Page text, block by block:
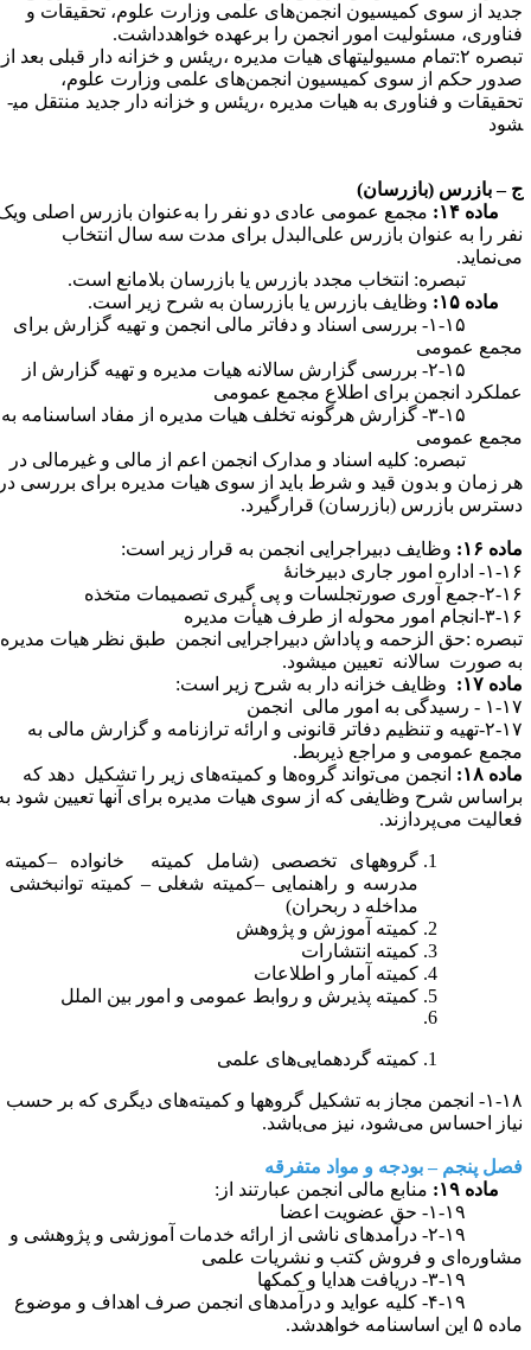
از سوی کمیسیون انجمن‌های علمی وزارت علوم، تحقیقات و
مسئولیت امور انجمن را برعهده خواهدداشت.
تبصره ۲:تمام مسیولیتهای هیات مدیره ،ریئس و خزانه دار قبلی بعد از
حکم از سوی کمیسیون انجمن‌های علمی وزارت علوم،
و فناوری به هیات مدیره ،ریئس و خزانه دار جدید منتقل می­
– بازرس (بازرسان)
ماده ۱۴:
مجمع عمومی عادی دو نفر را به‌عنوان بازرس اصلی ویک
را به عنوان بازرس علی‌البدل برای مدت سه سال انتخاب
انتخاب مجدد بازرس یا بازرسان بلامانع است.
۱۵:
وظایف بازرس یا بازرسان به شرح زیر است.
۱-۱۵- بررسی اسناد و دفاتر مالی انجمن و تهیه گزارش برای
عمومی
۲-۱۵- بررسی گزارش سالانه هیات مدیره و تهیه گزارش از
انجمن برای اطلاع مجمع عمومی
۳-۱۵- گزارش هرگونه تخلف هیات مدیره از مفاد اساسنامه به
عمومی
کلیه اسناد و مدارک انجمن اعم از مالی و غیرمالی در
زمان و بدون قید و شرط باید از سوی هیات مدیره برای بررسی در
بازرس (بازرسان) قرارگیرد.
۱۶: وظایف دبیراجرایی انجمن به قرار زیر است:
اداره امور جاری
دبیرخانۀ
جمع
آوری صورتجلسات و پی گیری تصمیمات متخذه
انجام
امور محوله از طرف هیأت مدیره
:حق الزحمه و پاداش دبیراجرایی انجمن طبق نظر هیات مدیره
صورت سالانه تعیین می­شود.
۱۷:
وظایف خزانه دار به شرح زیر است:
- رسیدگی
به امور مالی انجمن
و تنظیم دفاتر قانونی
و ارائه ترازنامه و گزارش مالی به
عمومی و مراجع ذیربط.
۱۸:
انجمن می‌تواند گروه‌ها و کمیته‌های زیر را تشکیل دهد که
شرح وظایفی که از سوی هیات مدیره برای آنها تعیین شود به
می‌پردازند.
گروههای تخصصی (شامل کمیته خانواده –کمیته
مدرسه و راهنمایی –کمیته شغلی – کمیته توانبخشی و
مداخله د ربحران)
کمیته آموزش و پژوهش
کمیته انتشارات
کمیته آمار و اطلاعات
کمیته پذیرش و روابط عمومی و امور بین ­الملل
کمیته گردهمایی‌های علمی
۱-۱۸- انجمن مجاز به تشکیل گروهها و کمیته‌های دیگری که بر حسب
احساس می‌شود، نیز می‌باشد.
پنجم – بودجه و مواد متفرقه
ماده ۱۹:
منابع مالی انجمن عبارتند از:
۲-۱۹- درآمدهای ناشی از ارائه خدمات آموزشی و پژوهشی و
و فروش کتب و نشریات علمی
۴-۱۹- کلیه عواید و درآمدهای انجمن صرف اهداف و موضوع
اساسنامه خواهدشد.